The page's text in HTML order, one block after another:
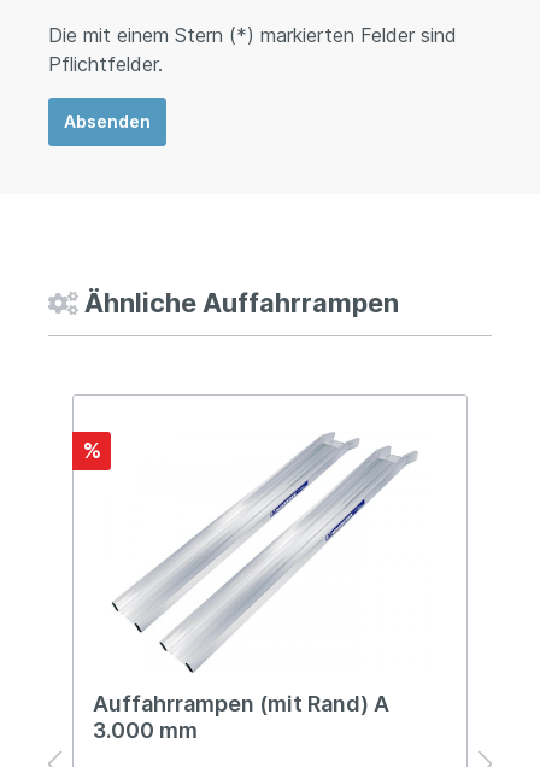
Die mit einem Stern (*) markierten Felder sind
Pflichtfelder.
Absenden
Ähnliche Auffahrrampen
%
Auffahrrampen (mit Rand) A
3.000 mm